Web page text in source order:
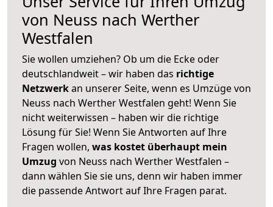
von Neuss nach Werther
Westfalen
Sie wollen umziehen? Ob um die Ecke oder
deutschlandweit – wir haben das richtige
Netzwerkan unserer Seite, wenn es Umzüge von
Neuss nach Werther Westfalen geht! Wenn Sie
nicht weiterwissen – haben wir die richtige
Lösung für Sie! Wenn Sie Antworten auf Ihre
Fragen wollen, was kostet überhaupt mein
Umzug von Neuss nach Werther Westfalen –
dann wählen Sie sie uns, denn wir haben immer
die passende Antwort auf Ihre Fragen parat.